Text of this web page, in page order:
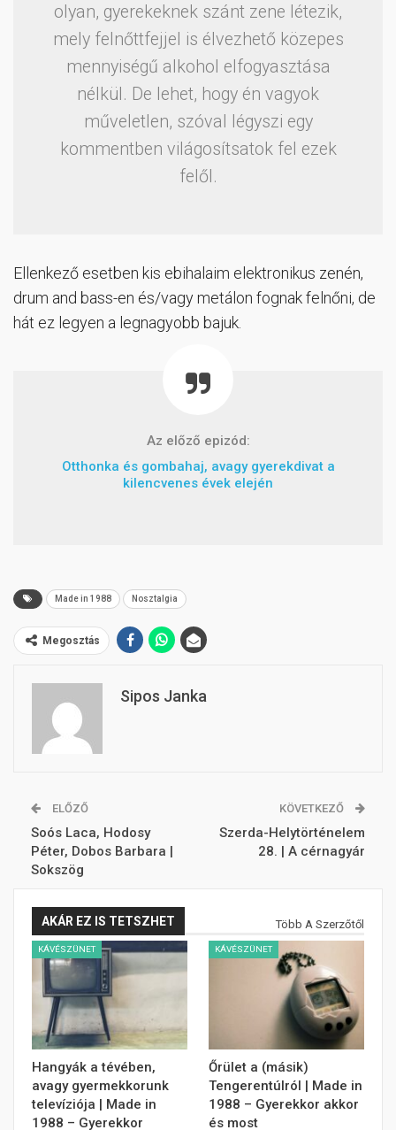
olyan, gyerekeknek szánt zene létezik,
mely felnőttfejjel is élvezhető közepes
mennyiségű alkohol elfogyasztása
nélkül. De lehet, hogy én vagyok
műveletlen, szóval légyszi egy
kommentben világosítsatok fel ezek
felől.
Ellenkező esetben kis ebihalaim elektronikus zenén,
drum and bass-en és/vagy metálon fognak felnőni, de
hát ez legyen a legnagyobb bajuk.
Az előző epizód:
Otthonka és gombahaj, avagy gyerekdivat a
kilencvenes évek elején
Made in 1988 Nosztalgia
Megosztás
Sipos Janka
ELŐZŐ
Soós Laca, Hodosy
Péter, Dobos Barbara |
Sokszög
KÖVETKEZŐ
Szerda-Helytörténelem
28. | A cérnagyár
AKÁR EZ IS TETSZHET Több A Szerzőtől
KÁVÉSZÜNET
Hangyák a tévében,
avagy gyermekkorunk
televíziója | Made in
1988 – Gyerekkor
KÁVÉSZÜNET
Őrület a (másik)
Tengerentúlról | Made in
1988 – Gyerekkor akkor
és most